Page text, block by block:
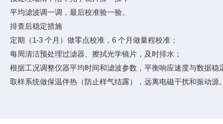
平均滤波调一调，最后校准验一验。
排查后稳定措施
定期（1-3 个月）做零点校准，6 个月做量程校准；
每周清洁预处理过滤器、擦拭光学镜片，及时排水；
根据工况调整仪器平均时间和滤波参数，平衡响应速度与数据稳
取样系统做保温伴热（防止样气结露），远离电磁干扰和振动源